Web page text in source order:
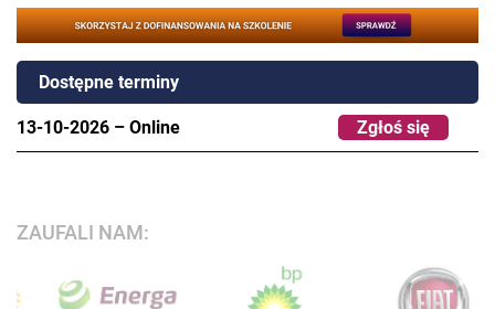
Dostępne terminy
13-10-2026 – Online Zgłoś się
ZAUFALI NAM: